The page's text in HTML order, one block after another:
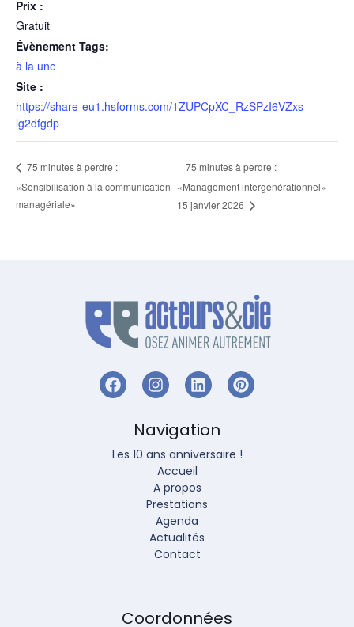
Prix :
Gratuit
Évènement Tags:
à la une
Site :
https://share-eu1.hsforms.com/1ZUPCpXC_RzSPzI6VZxs-
lg2dfgdp
75 minutes à perdre :
«Sensibilisation à la communication
managériale»
75 minutes à perdre :
«Management intergénérationnel»
15 janvier 2026
Navigation
Les 10 ans anniversaire !
Accueil
A propos
Prestations
Agenda
Actualités
Contact
Coordonnées